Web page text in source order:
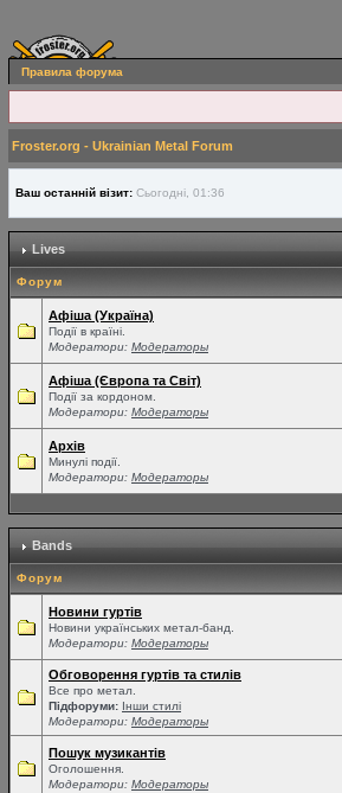
Правила форума
Froster.org - Ukrainian Metal Forum
Ваш останній візит: Сьогодні, 01:36
Lives
Форум
Афіша (Україна)
Події в країні.
Модератори: Модераторы
Афіша (Європа та Світ)
Події за кордоном.
Модератори: Модераторы
Архів
Минулі події.
Модератори: Модераторы
Bands
Форум
Новини гуртів
Новини українських метал-банд.
Модератори: Модераторы
Обговорення гуртів та стилів
Все про метал.
Підфоруми: Інши стилі
Модератори: Модераторы
Пошук музикантів
Оголошення.
Модератори: Модераторы